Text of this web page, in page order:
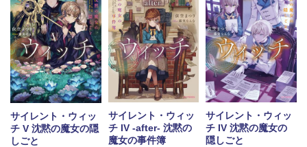
サイレント・ウィッ
チ V 沈黙の魔女の隠
しごと
サイレント・ウィッ
チ IV -after- 沈黙の
魔女の事件簿
サイレント・ウィッ
チ IV 沈黙の魔女の
隠しごと